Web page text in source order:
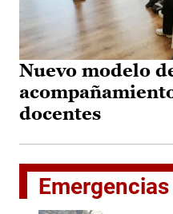
Nuevo modelo
docentes
Emergencias